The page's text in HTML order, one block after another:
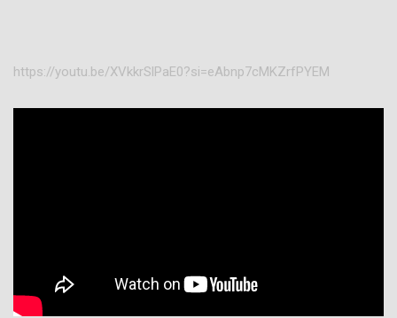
https://youtu.be/XVkkrSlPaE0?si=eAbnp7cMKZrfPYEM